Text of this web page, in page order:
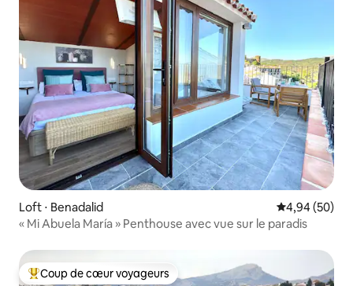
Loft ⋅ Benadalid Évaluation
4,94 (50)
« Mi Abuela María » Penthouse avec vue sur le paradis
Coups de cœur voyageurs les plus appréciés
Coup de cœur voyageurs